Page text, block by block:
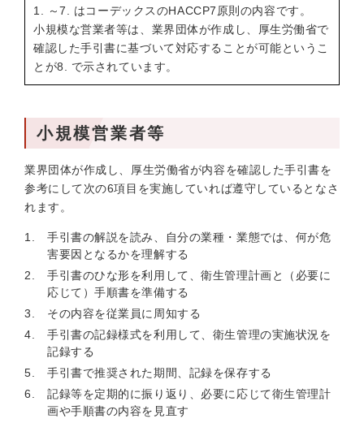
1. ～7. はコーデックスのHACCP7原則の内容です。
小規模な営業者等は、業界団体が作成し、厚生労働省で
確認した手引書に基づいて対応することが可能というこ
とが8. で示されています。
小規模営業者等
業界団体が作成し、厚生労働省が内容を確認した手引書を
参考にして次の6項目を実施していれば遵守しているとなさ
れます。
手引書の解説を読み、自分の業種・業態では、何が危
害要因となるかを理解する
手引書のひな形を利用して、衛生管理計画と（必要に
応じて）手順書を準備する
その内容を従業員に周知する
手引書の記録様式を利用して、衛生管理の実施状況を
記録する
手引書で推奨された期間、記録を保存する
記録等を定期的に振り返り、必要に応じて衛生管理計
画や手順書の内容を見直す